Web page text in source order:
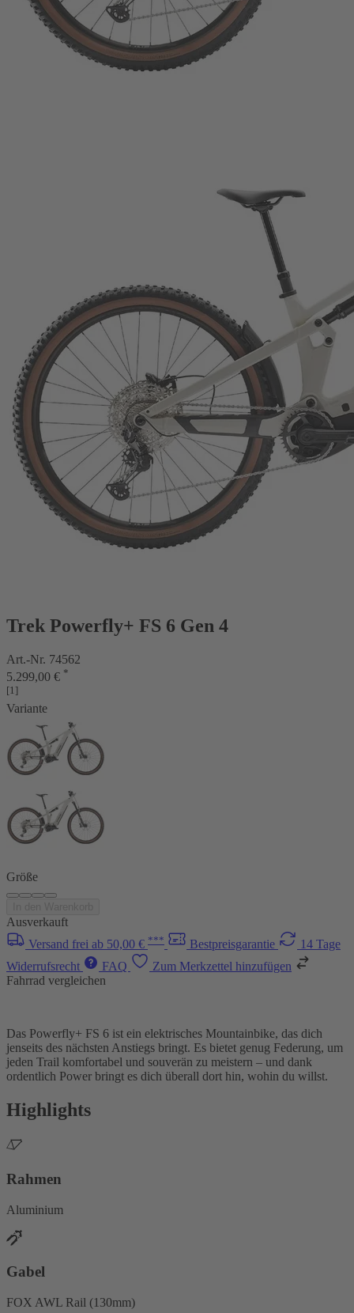
Trek Powerfly+ FS 6 Gen 4
Art.-Nr. 74562
5.299,00 € *
[1]
Variante
Größe
Ausverkauft
Versand frei ab 50,00 € *** Bestpreisgarantie
14 Tage
Widerrufsrecht
FAQ
Zum Merkzettel hinzufügen
Fahrrad vergleichen
Das Powerfly+ FS 6 ist ein elektrisches Mountainbike, das dich
jenseits des nächsten Anstiegs bringt. Es bietet genug Federung, um
jeden Trail komfortabel und souverän zu meistern – und dank
ordentlich Power bringt es dich überall dort hin, wohin du willst.
Highlights
Rahmen
Aluminium
Gabel
FOX AWL Rail (130mm)